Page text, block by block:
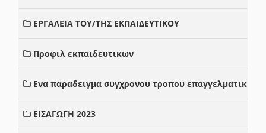
ΕΡΓΑΛΕΙΑ ΤΟΥ/ΤΗΣ ΕΚΠΑΙΔΕΥΤΙΚΟΥ
Προφιλ εκπαιδευτικων
Ενα παραδειγμα συγχρονου τροπου επαγγελματικης
ΕΙΣΑΓΩΓΗ 2023